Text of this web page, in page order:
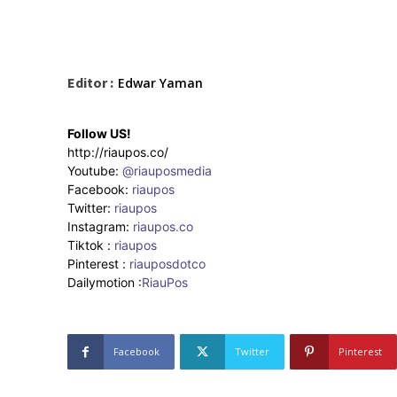
Editor : Edwar Yaman
Follow US!
http://riaupos.co/
Youtube: @riauposmedia
Facebook: riaupos
Twitter: riaupos
Instagram: riaupos.co
Tiktok : riaupos
Pinterest : riauposdotco
Dailymotion :RiauPos
Facebook Twitter Pinterest